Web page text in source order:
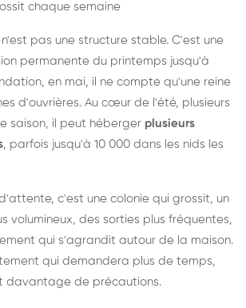
chaque semaine
pas une structure stable. C'est une
permanente du printemps jusqu'à
en mai, il ne compte qu'une reine
d'ouvrières. Au cœur de l'été, plusieurs
saison, il peut héberger plusieurs
, parfois jusqu'à 10 000 dans les nids les
c'est une colonie qui grossit, un
volumineux, des sorties plus fréquentes,
qui s'agrandit autour de la maison.
qui demandera plus de temps,
davantage de précautions.